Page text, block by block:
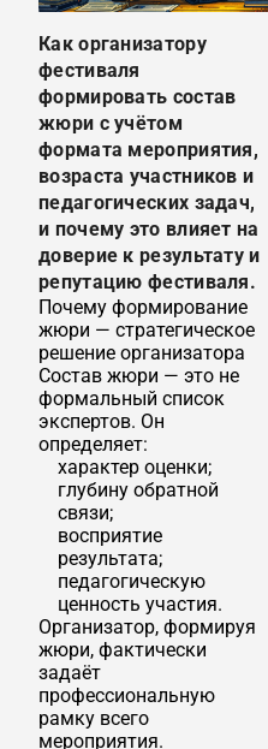
Как организатору
фестиваля
формировать состав
жюри с учётом
формата мероприятия,
возраста участников и
педагогических задач,
и почему это влияет на
доверие к результату и
репутацию фестиваля.
Почему формирование
жюри — стратегическое
решение организатора
Состав жюри — это не
формальный список
экспертов. Он
определяет:
характер оценки;
глубину обратной
связи;
восприятие
результата;
педагогическую
ценность участия.
Организатор, формируя
жюри, фактически
задаёт
профессиональную
рамку всего
мероприятия.